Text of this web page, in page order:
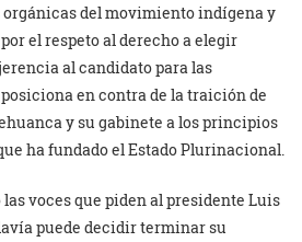
del movimiento indígena y
el respeto al derecho a elegir
al candidato para las
en contra de la traición de
y su gabinete a los principios
ha fundado el Estado Plurinacional.
voces que piden al presidente Luis
puede decidir terminar su